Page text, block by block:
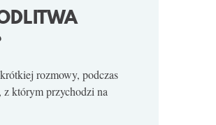
rozmowy, podczas
z którym przychodzi na